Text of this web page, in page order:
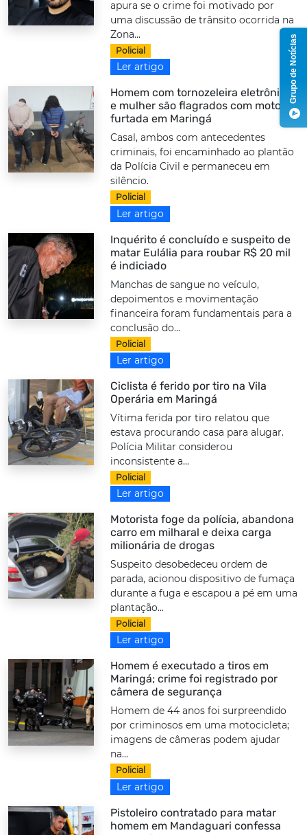
apura se o crime foi motivado por
uma discussão de trânsito ocorrida na
Zona...
Policial
Ler artigo
Homem com tornozeleira eletrônica
e mulher são flagrados com moto
furtada em Maringá
Casal, ambos com antecedentes
criminais, foi encaminhado ao plantão
da Polícia Civil e permaneceu em
silêncio.
Policial
Ler artigo
Inquérito é concluído e suspeito de
matar Eulália para roubar R$ 20 mil
é indiciado
Manchas de sangue no veículo,
depoimentos e movimentação
financeira foram fundamentais para a
conclusão do...
Policial
Ler artigo
Ciclista é ferido por tiro na Vila
Operária em Maringá
Vítima ferida por tiro relatou que
estava procurando casa para alugar.
Polícia Militar considerou
inconsistente a...
Policial
Ler artigo
Motorista foge da polícia, abandona
carro em milharal e deixa carga
milionária de drogas
Suspeito desobedeceu ordem de
parada, acionou dispositivo de fumaça
durante a fuga e escapou a pé em uma
plantação...
Policial
Ler artigo
Homem é executado a tiros em
Maringá; crime foi registrado por
câmera de segurança
Homem de 44 anos foi surpreendido
por criminosos em uma motocicleta;
imagens de câmeras podem ajudar
na...
Policial
Ler artigo
Pistoleiro contratado para matar
homem em Mandaguari confessa
Grupo de Notícias